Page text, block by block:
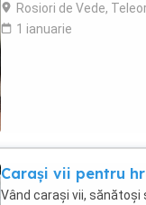
Rosiori de Vede,
1 ianuarie
Carași vii pentru
Vând carași vii,